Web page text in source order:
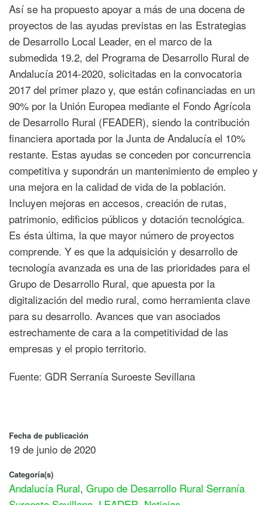
Así se ha propuesto apoyar a más de una docena de
proyectos de las ayudas previstas en las Estrategias
de Desarrollo Local Leader, en el marco de la
submedida 19.2, del Programa de Desarrollo Rural de
Andalucía 2014-2020, solicitadas en la convocatoria
2017 del primer plazo y, que están cofinanciadas en un
90% por la Unión Europea mediante el Fondo Agrícola
de Desarrollo Rural (FEADER), siendo la contribución
financiera aportada por la Junta de Andalucía el 10%
restante. Estas ayudas se conceden por concurrencia
competitiva y supondrán un mantenimiento de empleo y
una mejora en la calidad de vida de la población.
Incluyen mejoras en accesos, creación de rutas,
patrimonio, edificios públicos y dotación tecnológica.
Es ésta última, la que mayor número de proyectos
comprende. Y es que la adquisición y desarrollo de
tecnología avanzada es una de las prioridades para el
Grupo de Desarrollo Rural, que apuesta por la
digitalización del medio rural, como herramienta clave
para su desarrollo. Avances que van asociados
estrechamente de cara a la competitividad de las
empresas y el propio territorio.
Fuente: GDR Serranía Suroeste Sevillana
Fecha de publicación
19 de junio de 2020
Categoría(s)
Andalucía Rural, Grupo de Desarrollo Rural Serranía